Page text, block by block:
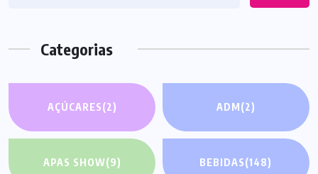
Categorias
AÇÚCARES(2) ADM(2)
APAS SHOW(9) BEBIDAS(148)